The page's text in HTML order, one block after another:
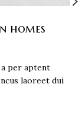
homes
per aptent
laoreet dui